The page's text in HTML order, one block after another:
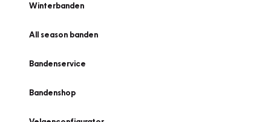
Winterbanden
All season banden
Bandenservice
Bandenshop